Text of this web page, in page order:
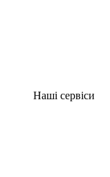
Наші сервіси